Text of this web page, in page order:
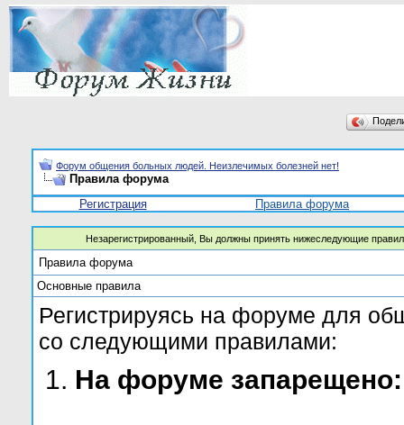
Форум общения больных людей. Неизлечимых болезней нет!
Правила форума
Регистрация
Правила форума
Незарегистрированный, Вы должны принять нижеследующие
Правила форума
Основные правила
Регистрируясь на форуме для
со следующими правилами:
На форуме запарещено: